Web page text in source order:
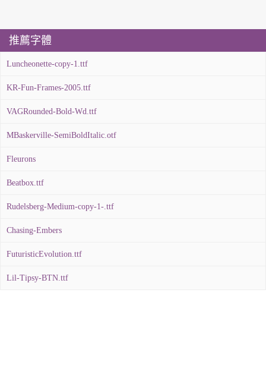
推薦字體
Luncheonette-copy-1.ttf
KR-Fun-Frames-2005.ttf
VAGRounded-Bold-Wd.ttf
MBaskerville-SemiBoldItalic.otf
Fleurons
Beatbox.ttf
Rudelsberg-Medium-copy-1-.ttf
Chasing-Embers
FuturisticEvolution.ttf
Lil-Tipsy-BTN.ttf